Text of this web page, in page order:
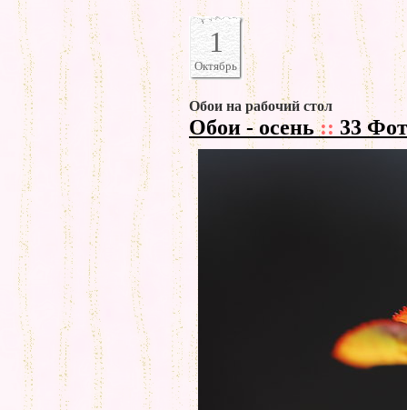
1
Октябрь
Обои на рабочий стол
Обои - осень:: 33